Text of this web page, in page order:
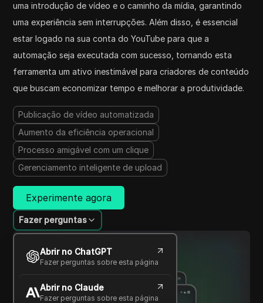
uma introdução de vídeo e o caminho da mídia, garantindo
uma experiência sem interrupções. Além disso, é essencial
estar logado na sua conta do YouTube para que a
automação seja executada com sucesso, tornando esta
ferramenta um ativo inestimável para criadores de conteúdo
que buscam economizar tempo e melhorar a produtividade.
Publicação de vídeo automatizada
Aumento da eficiência operacional
Processo amigável com um clique
Gerenciamento inteligente de upload
Experimente agora
Fazer perguntas
Abrir no ChatGPT
Fazer perguntas sobre esta página
Abrir no Claude
Fazer perguntas sobre esta página